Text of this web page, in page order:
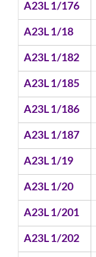
A23L 1/176
A23L 1/18
A23L 1/182
A23L 1/185
A23L 1/186
A23L 1/187
A23L 1/19
A23L 1/20
A23L 1/201
A23L 1/202